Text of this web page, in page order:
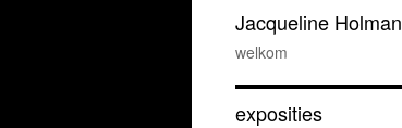
Jacqueline Holman
welkom
exposities